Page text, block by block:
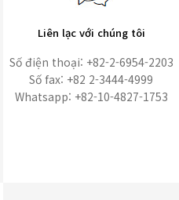
Liên lạc với chúng tôi
Số điện thoại: +82-2-6954-2203
Số fax: +82 2-3444-4999
Whatsapp: +82-10-4827-1753